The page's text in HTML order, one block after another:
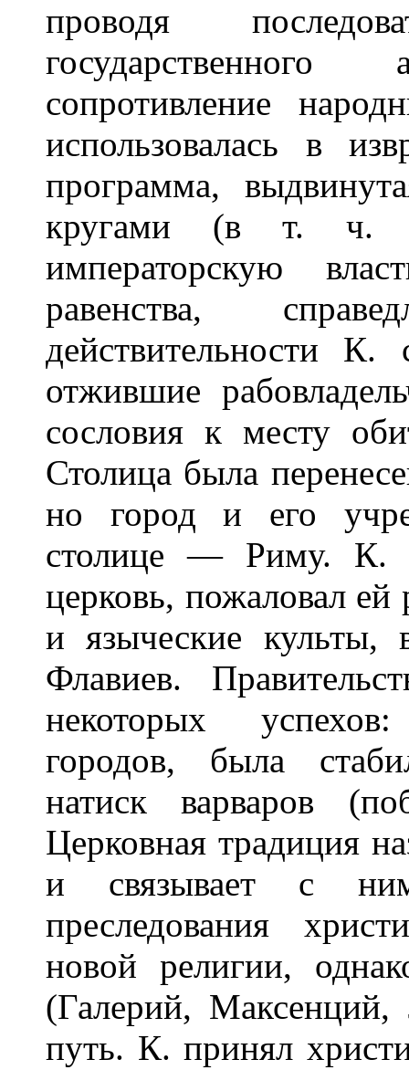
проводя
сопротивление
использовалась в
программа,
кругами (в т. ч.
императорскую
равенства,
действительности К.
отжившие
сословия к месту
Столица была
но город и его
столице — Риму. К.
церковь, пожаловал
и языческие культы,
Флавиев.
некоторых
городов, была
натиск варваров
Церковная традиция
и связывает с
преследования
новой религии,
(Галерий,
путь. К. принял